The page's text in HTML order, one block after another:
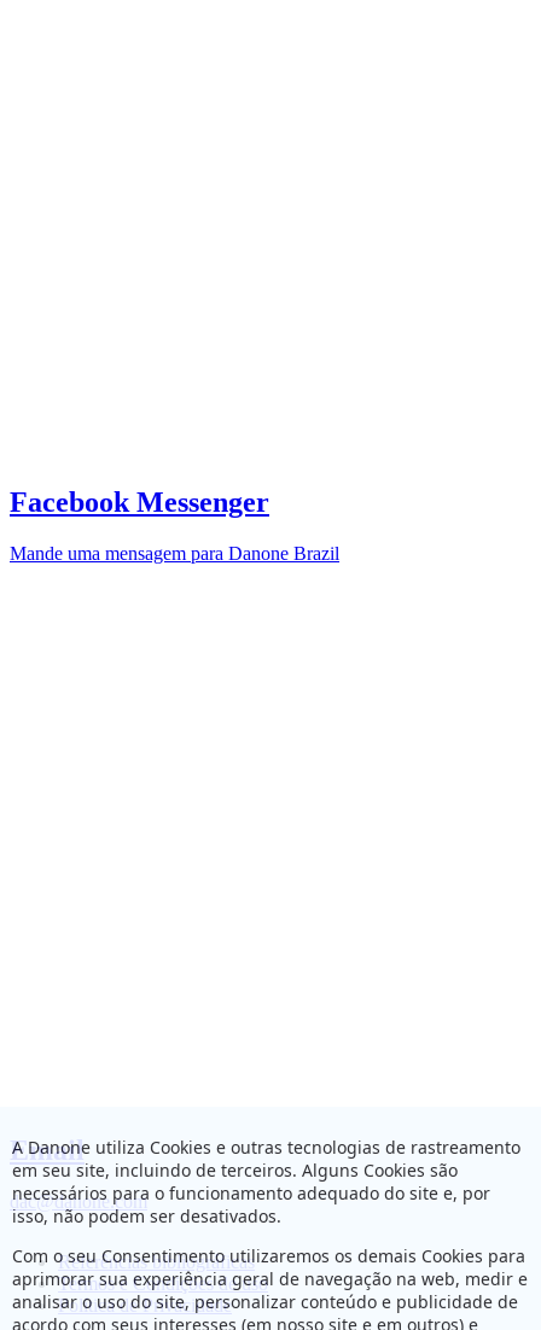
Facebook Messenger
Mande uma mensagem para Danone Brazil
Email
dac@danone.com
Referências bibliográficas
Termos e Condições de uso
Política de Privacidade
A Danone utiliza Cookies e outras tecnologias de rastreamento
em seu site, incluindo de terceiros. Alguns Cookies são
necessários para o funcionamento adequado do site e, por
isso, não podem ser desativados.
Com o seu Consentimento utilizaremos os demais Cookies para
aprimorar sua experiência geral de navegação na web, medir e
analisar o uso do site, personalizar conteúdo e publicidade de
acordo com seus interesses (em nosso site e em outros) e